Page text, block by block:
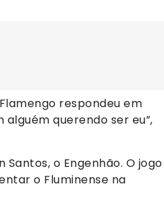
respondeu em
querendo ser eu”,
o Engenhão. O jogo
o Fluminense na